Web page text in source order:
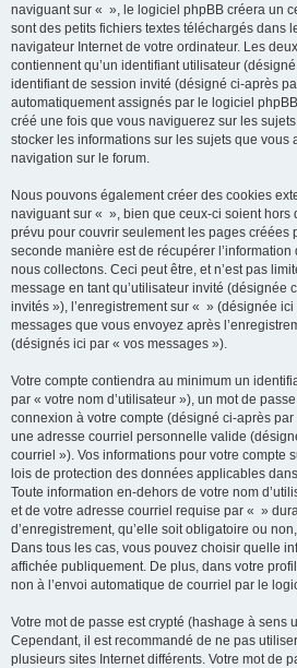
naviguant sur « », le logiciel phpBB créera un
sont des petits fichiers textes téléchargés dans
navigateur Internet de votre ordinateur. Les
contiennent qu’un identifiant utilisateur
identifiant de session invité (désigné ci-après
automatiquement assignés par le logiciel
créé une fois que vous naviguerez sur les
stocker les informations sur les sujets que vous
navigation sur le forum.
Nous pouvons également créer des cookies
naviguant sur « », bien que ceux-ci soient hors
prévu pour couvrir seulement les pages créées
seconde manière est de récupérer
nous collectons. Ceci peut être, et n’est pas
message en tant qu’utilisateur invité (désignée
invités »), l’enregistrement sur « » (désignée
messages que vous envoyez après
(désignés ici par « vos messages »).
Votre compte contiendra au minimum un
par « votre nom d’utilisateur »), un mot de
connexion à votre compte (désigné ci-après
une adresse courriel personnelle valide
courriel »). Vos informations pour votre compte
lois de protection des données applicables
Toute information en-dehors de votre nom
et de votre adresse courriel requise par « »
d’enregistrement, qu’elle soit obligatoire ou
Dans tous les cas, vous pouvez choisir quelle
affichée publiquement. De plus, dans votre
non à l’envoi automatique de courriel par le
Votre mot de passe est crypté (hashage à sens
Cependant, il est recommandé de ne pas
plusieurs sites Internet différents. Votre mot de